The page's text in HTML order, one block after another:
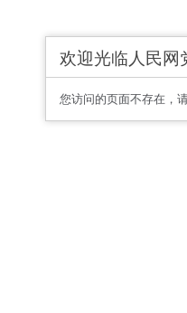
欢迎光临人民网
您访问的页面不存在，